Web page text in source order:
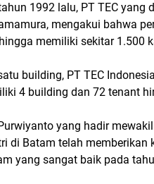
1992 lalu, PT TEC yang
mengakui bahwa
memiliki sekitar 1.500
building, PT TEC
4 building dan 72 tenant
yang hadir
di Batam telah memberikan
yang sangat baik pada